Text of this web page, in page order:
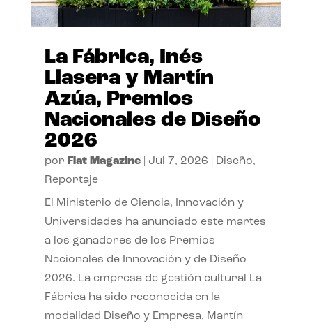
La Fábrica, Inés
Llasera y Martín
Azúa, Premios
Nacionales de Diseño
2026
por Flat Magazine| Jul 7, 2026 Diseño,
Reportaje
El Ministerio de Ciencia, Innovación y
Universidades ha anunciado este martes
a los ganadores de los Premios
Nacionales de Innovación y de Diseño
2026. La empresa de gestión cultural La
Fábrica ha sido reconocida en la
modalidad Diseño y Empresa, Martín